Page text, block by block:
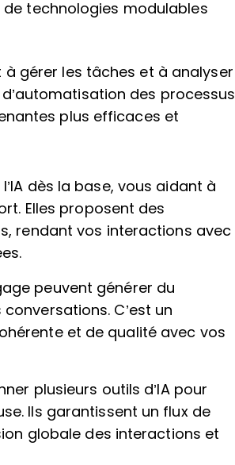
technologies modulables
à gérer les tâches et à analyser
des processus
plus efficaces et
dès la base, vous aidant à
Elles proposent des
rendant vos interactions avec
peuvent générer du
C’est un
et de qualité avec vos
plusieurs outils d’IA pour
Ils garantissent un flux de
globale des interactions et